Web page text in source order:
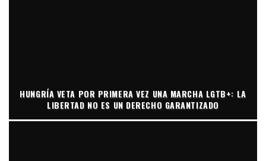
HUNGRÍA VETA POR PRIMERA VEZ UNA MARCHA LGTB+: LA
LIBERTAD NO ES UN DERECHO GARANTIZADO